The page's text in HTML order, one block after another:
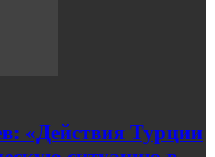
«Действия Турции